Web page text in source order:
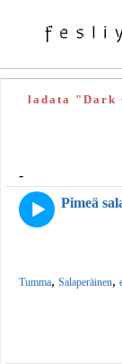
ladata "Dark
-
Pimeä
Tumma, Salaperäinen,